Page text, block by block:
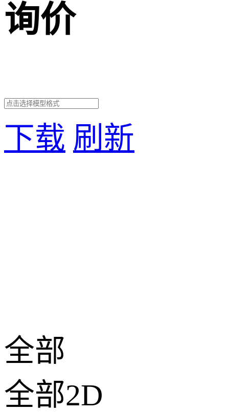
询价
下载 刷新
全部
全部2D